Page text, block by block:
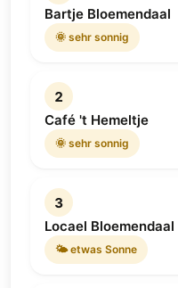
Bartje Bloemendaal
🌞 sehr sonnig
2
Café 't Hemeltje
🌞 sehr sonnig
3
Locael Bloemendaal
🌤 etwas Sonne